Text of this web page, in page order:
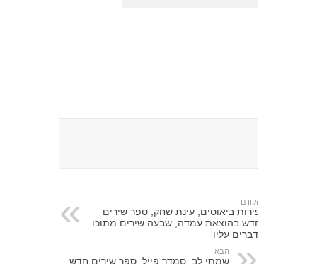
הקודם
פירות ביאוסים, עינת שחק, ספר שירים
חדש בהוצאת עמדה, שבעה שירים מתוכו
ודברים עליו
הבא
שמתי לב, סמדר פייל, ספר שירים חדש